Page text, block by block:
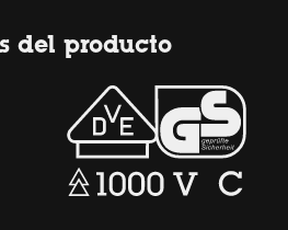
del producto